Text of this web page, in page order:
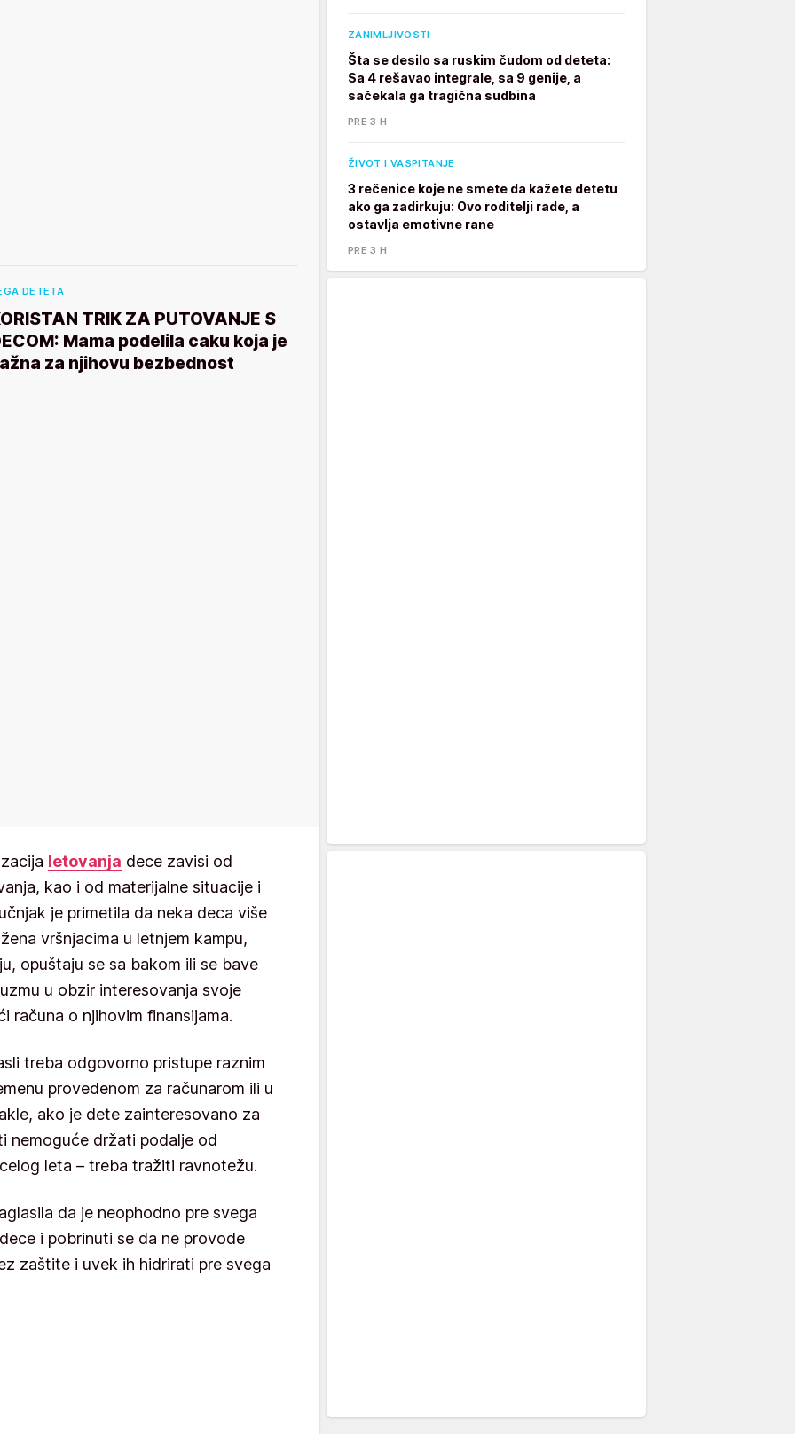
DETETA
TRIK ZA PUTOVANJE S
Mama podelila caku koja je
za njihovu bezbednost
letovanja dece zavisi od
kao i od materijalne situacije i
je primetila da neka deca više
vršnjacima u letnjem kampu,
opuštaju se sa bakom ili se bave
u obzir interesovanja svoje
računa o njihovim finansijama.
treba odgovorno pristupe raznim
provedenom za računarom ili u
ako je dete zainteresovano za
nemoguće držati podalje od
leta – treba tražiti ravnotežu.
da je neophodno pre svega
i pobrinuti se da ne provode
zaštite i uvek ih hidrirati pre svega
ZANIMLJIVOSTI
Šta se desilo sa ruskim čudom od deteta:
Sa 4 rešavao integrale, sa 9 genije, a
sačekala ga tragična sudbina
PRE 3 H
ŽIVOT I VASPITANJE
3 rečenice koje ne smete da kažete detetu
ako ga zadirkuju: Ovo roditelji rade, a
ostavlja emotivne rane
PRE 3 H